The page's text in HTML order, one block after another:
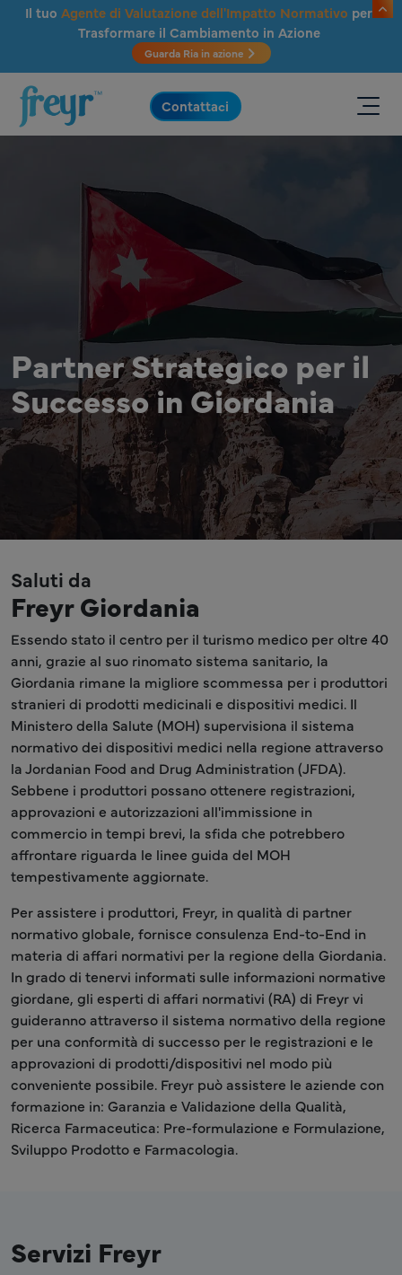
Salta al contenuto principale
Il tuo Agente di Valutazione dell'Impatto Normativo per
Trasformare il Cambiamento in Azione
Guarda Ria in azione
.
Contattaci
Partner Strategico per il
Successo in Giordania
Saluti da
Freyr Giordania
Essendo stato il centro per il turismo medico per oltre 40
anni, grazie al suo rinomato sistema sanitario, la
Giordania rimane la migliore scommessa per i produttori
stranieri di prodotti medicinali e dispositivi medici. Il
Ministero della Salute (MOH) supervisiona il sistema
normativo dei dispositivi medici nella regione attraverso
la Jordanian Food and Drug Administration (JFDA).
Sebbene i produttori possano ottenere registrazioni,
approvazioni e autorizzazioni all'immissione in
commercio in tempi brevi, la sfida che potrebbero
affrontare riguarda le linee guida del MOH
tempestivamente aggiornate.
Per assistere i produttori, Freyr, in qualità di partner
normativo globale, fornisce consulenza End-to-End in
materia di affari normativi per la regione della Giordania.
In grado di tenervi informati sulle informazioni normative
giordane, gli esperti di affari normativi (RA) di Freyr vi
guideranno attraverso il sistema normativo della regione
per una conformità di successo per le registrazioni e le
approvazioni di prodotti/dispositivi nel modo più
conveniente possibile. Freyr può assistere le aziende con
formazione in: Garanzia e Validazione della Qualità,
Ricerca Farmaceutica: Pre-formulazione e Formulazione,
Sviluppo Prodotto e Farmacologia.
Servizi Freyr